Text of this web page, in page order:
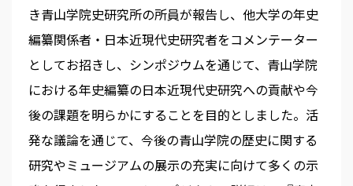
き青山学院史研究所の所員が報告し、他大学の年史
編纂関係者・日本近現代史研究者をコメンテーター
としてお招きし、シンポジウムを通じて、青山学院
における年史編纂の日本近現代史研究への貢献や今
後の課題を明らかにすることを目的としました。活
発な議論を通じて、今後の青山学院の歴史に関する
研究やミュージアムの展示の充実に向けて多くの示